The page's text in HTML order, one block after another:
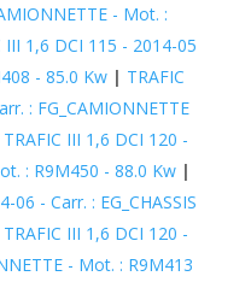
- Mot. :
III 1,6 DCI 115 - 2014-05
- 85.0 Kw| TRAFIC
: FG_CAMIONNETTE
TRAFIC III 1,6 DCI 120 -
: R9M450 - 88.0 Kw|
06 - Carr. : EG_CHASSIS
TRAFIC III 1,6 DCI 120 -
- Mot. : R9M413